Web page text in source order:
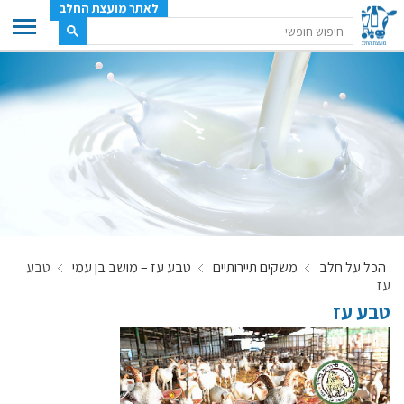
ענף החלב
מועצת החלב
משק החלב
תעשיית החלב
רשימת המחלבות
לאתר יצרני החלב
מחלקות המועצה, עיקרי עיסוקן
מפת הרפתות, הדירים והמחלבות
רשימת טלפונים – מועצת החלב
לאתר מועצת החלב
הכל על חלב משקים תיירותיים טבע עז – מושב בן עמי
טבע
עז
טבע עז